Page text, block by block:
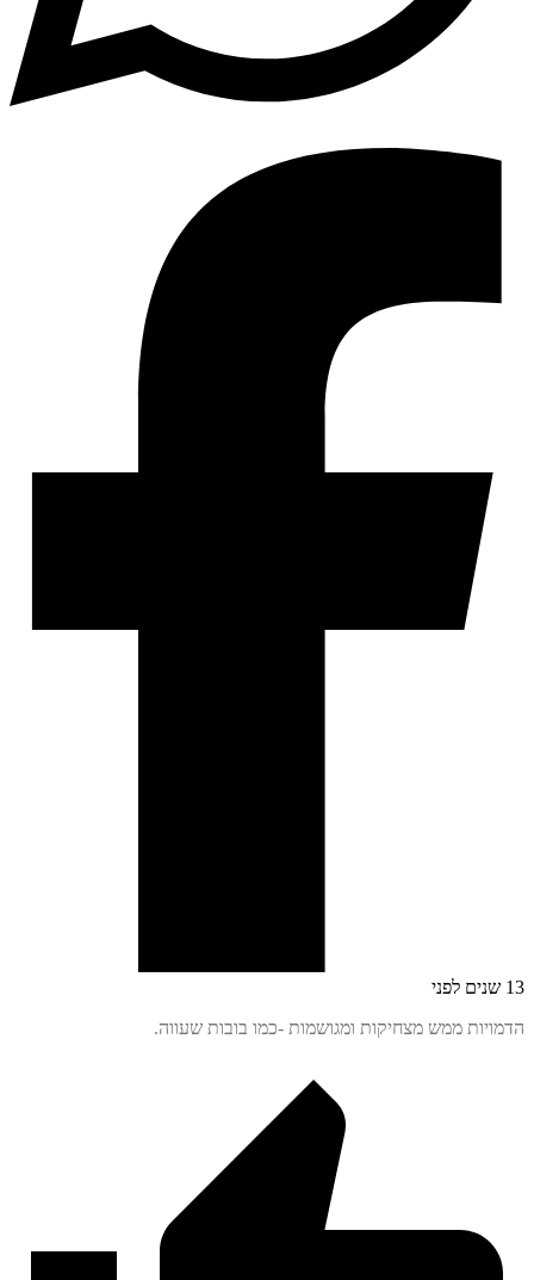
ממש מצחיקות ומגושמות -כמו בובות שעווה.